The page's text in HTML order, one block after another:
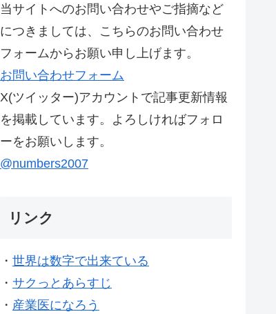
当サイトへのお問い合わせやご指摘など
につきましては、こちらのお問い合わせ
フォームからお願い申し上げます。
お問い合わせフォーム
X(ツイッター)アカウントで記事更新情報
を掲載しています。よろしければフォロ
ーをお願いします。
@numbers2007
リンク
・ 世界は数字で出来ている
・ サクっとあらすじ
・ 産業医になろう